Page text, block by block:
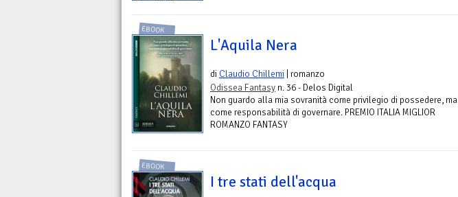
EBOOK
L'Aquila Nera
di Claudio Chillemi | romanzo
Odissea Fantasy n. 36 - Delos Digital
Non guardo alla mia sovranità come privilegio di possedere, ma
come responsabilità di governare. PREMIO ITALIA MIGLIOR
ROMANZO FANTASY
EBOOK
I tre stati dell'acqua